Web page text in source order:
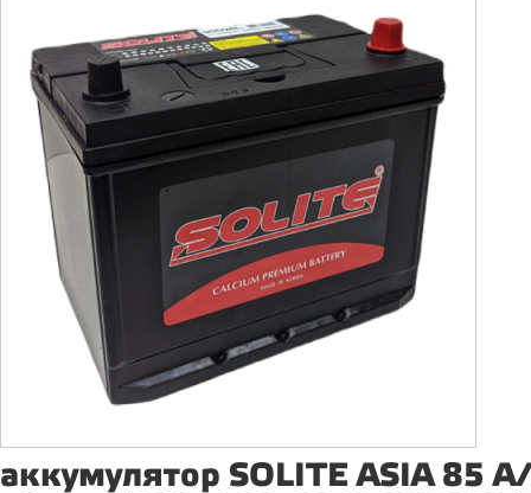
аккумулятор SOLITE ASIA 85